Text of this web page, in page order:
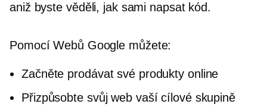
aniž byste věděli, jak sami napsat kód.
Pomocí Webů Google můžete:
Začněte prodávat své produkty online
Přizpůsobte svůj web vaší cílové skupině